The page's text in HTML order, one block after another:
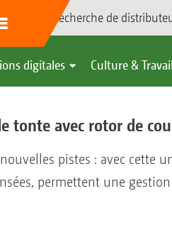
Recherche de
digitales Culture & Travail
tonte avec rotor de
nouvelles pistes : avec cette
permettent une